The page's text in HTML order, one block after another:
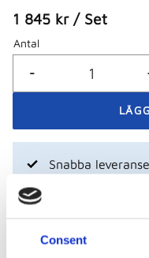
Consent
1 845 kr / Set
Antal
-
Snabba
Betala med